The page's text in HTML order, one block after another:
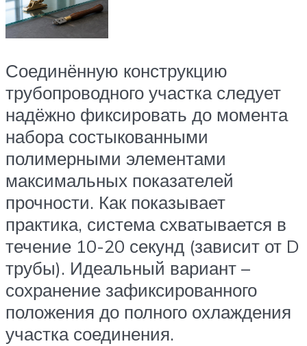
Соединённую конструкцию
трубопроводного участка следует
надёжно фиксировать до момента
набора состыкованными
полимерными элементами
максимальных показателей
прочности. Как показывает
практика, система схватывается в
течение 10-20 секунд (зависит от D
трубы). Идеальный вариант –
сохранение зафиксированного
положения до полного охлаждения
участка соединения.